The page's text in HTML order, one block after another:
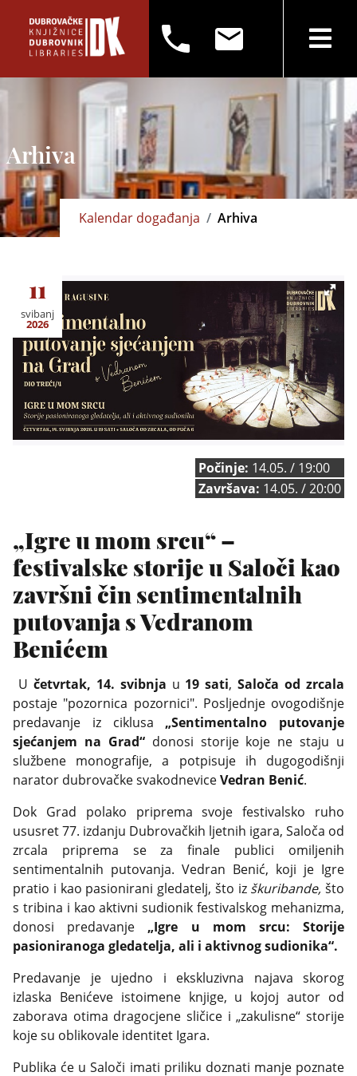
Arhiva
Kalendar događanja Arhiva
11
svibanj
2026
Počinje: 14.05. / 19:00
Završava: 14.05. / 20:00
„Igre u mom srcu“ –
festivalske storije u Saloči kao
završni čin sentimentalnih
putovanja s Vedranom
Benićem
U četvrtak, 14. svibnja u 19 sati,Saloča od zrcala
postaje "pozornica pozornici". Posljednje ovogodišnje
predavanje iz ciklusa „Sentimentalno putovanje
sjećanjem na Grad“donosi storije koje ne staju u
službene monografije, a potpisuje ih dugogodišnji
narator dubrovačke svakodneviceVedran Benić.
Dok Grad polako priprema svoje festivalsko ruho
ususret 77. izdanju Dubrovačkih ljetnih igara, Saloča od
zrcala priprema se za finale publici omiljenih
sentimentalnih putovanja. Vedran Benić, koji je Igre
pratio i kao pasionirani gledatelj, što iz škuribande, što
s tribina i kao aktivni sudionik festivalskog mehanizma,
donosi predavanje „Igre u mom srcu: Storije
pasioniranoga gledatelja, ali i aktivnog sudionika“.
Predavanje je ujedno i ekskluzivna najava skorog
izlaska Benićeve istoimene knjige, u kojoj autor od
zaborava otima dragocjene sličice i „zakulisne“ storije
koje su oblikovale identitet Igara.
Publika će u Saloči imati priliku doznati manje poznate